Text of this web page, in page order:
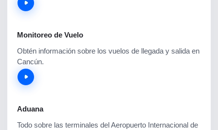
Monitoreo de Vuelo
Obtén información sobre los vuelos de llegada y salida en
Cancún.
Aduana
Todo sobre las terminales del Aeropuerto Internacional de